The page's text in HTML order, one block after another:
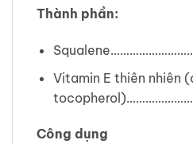
Thành phần:
Vitamin E thiên nhiên
Công dụng